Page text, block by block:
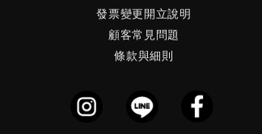
發票變更開立說明
顧客常見問題
條款與細則